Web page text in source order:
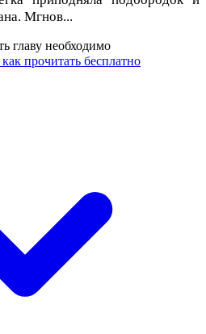
Мгнов...
главу необходимо
прочитать бесплатно